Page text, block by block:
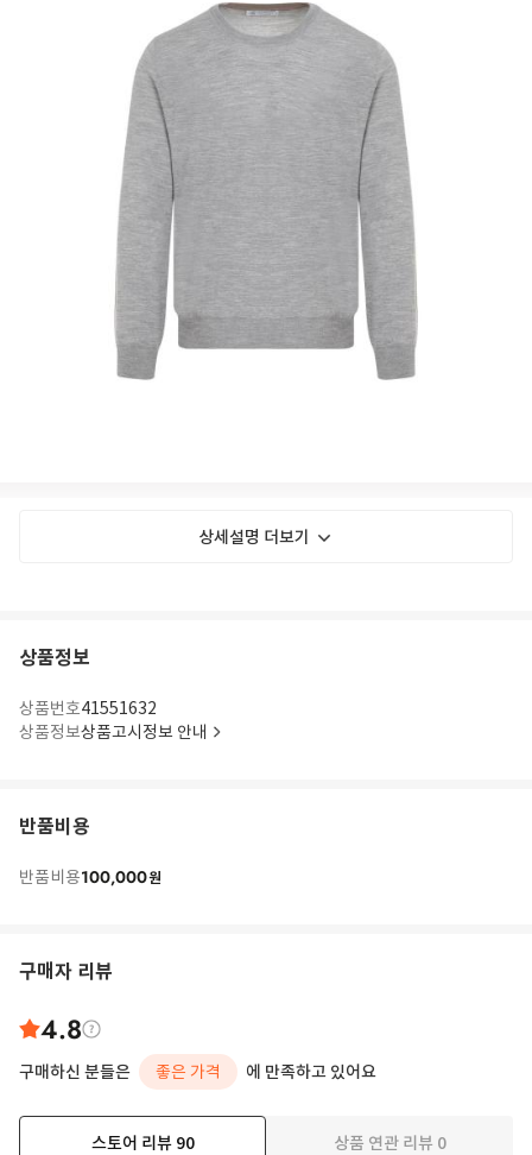
상세설명 더보기
상품정보
상품번호41551632
상품정보상품고시정보 안내
반품비용
반품비용100,000원
구매자 리뷰
4.8
구매하신 분들은 좋은 가격 에 만족하고 있어요
스토어 리뷰 90 상품 연관 리뷰 0